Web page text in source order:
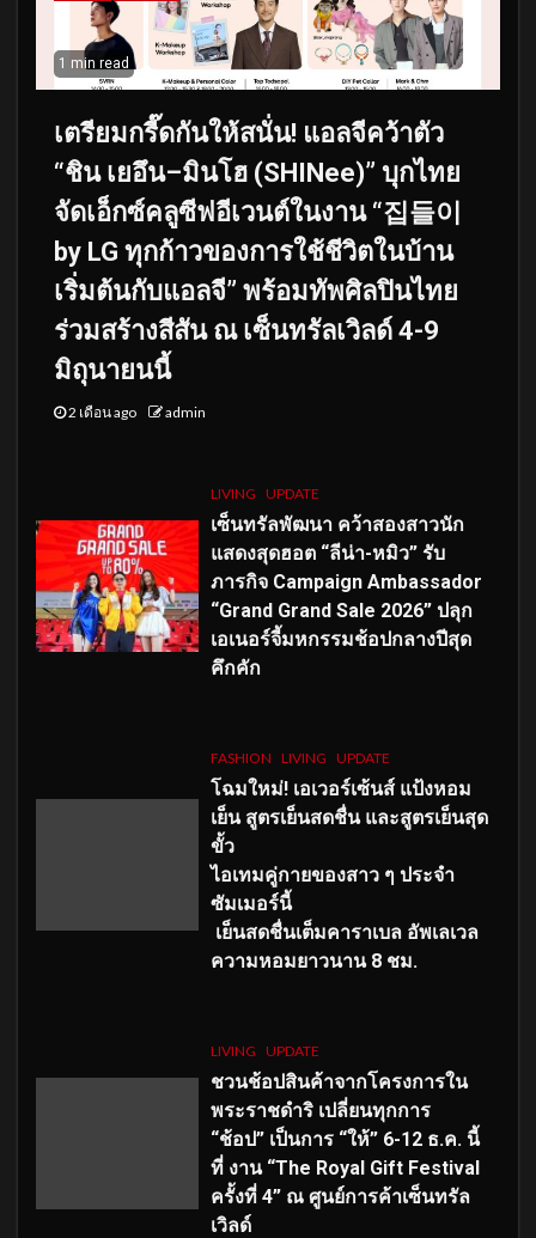
1 min read
เตรียมกรี๊ดกันให้สนั่น! แอลจีคว้าตัว
“ชิน เยอึน–มินโฮ (SHINee)” บุกไทย
จัดเอ็กซ์คลูซีฟอีเวนต์ในงาน “집들이
by LG ทุกก้าวของการใช้ชีวิตในบ้าน
เริ่มต้นกับแอลจี” พร้อมทัพศิลปินไทย
ร่วมสร้างสีสัน ณ เซ็นทรัลเวิลด์ 4-9
มิถุนายนนี้
2 เดือน ago admin
LIVING UPDATE
เซ็นทรัลพัฒนา คว้าสองสาวนัก
แสดงสุดฮอต “ลีน่า-หมิว” รับ
ภารกิจ Campaign Ambassador
“Grand Grand Sale 2026” ปลุก
เอเนอร์จี้มหกรรมช้อปกลางปีสุด
คึกคัก
FASHION LIVING UPDATE
โฉมใหม่! เอเวอร์เซ้นส์ แป้งหอม
เย็น สูตรเย็นสดชื่น และสูตรเย็นสุด
ขั้ว
ไอเทมคู่กายของสาว ๆ ประจำ
ซัมเมอร์นี้
เย็นสดชื่นเต็มคาราเบล อัพเลเวล
ความหอมยาวนาน 8 ชม.
LIVING UPDATE
ชวนช้อปสินค้าจากโครงการใน
พระราชดำริ เปลี่ยนทุกการ
“ช้อป” เป็นการ “ให้” 6-12 ธ.ค. นี้
ที่ งาน “The Royal Gift Festival
ครั้งที่ 4” ณ ศูนย์การค้าเซ็นทรัล
เวิลด์